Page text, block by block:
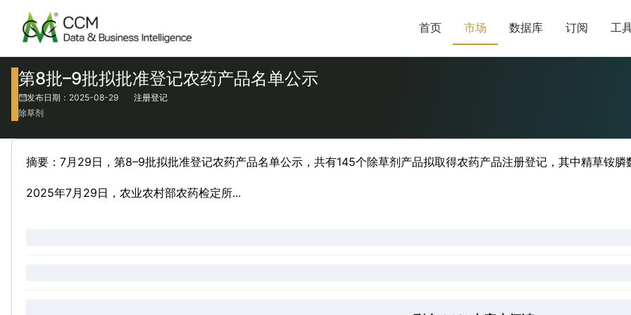
首页 市场 数据库 订阅 工
第8批–9批拟批准登记农药产品名单公示
发布日期：2025-08-29
注册登记
除草剂
摘要：7月29日，第8–9批拟批准登记农药产品名单公示，共有145个除草剂产品拟取得农药产品注册登记，其中精草铵
2025年7月29日，农业农村部农药检定所...